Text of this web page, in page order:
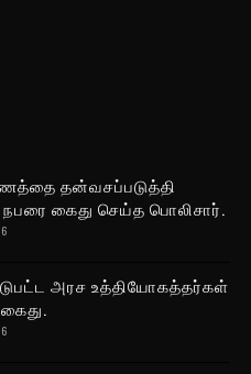
தன்வசப்படுத்தி
கைது செய்த பொலிசார்.
அரச உத்தியோகத்தர்கள்